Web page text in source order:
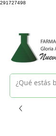
291727498